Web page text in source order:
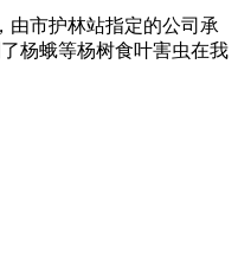
由市护林站指定的公司承
杨蛾等杨树食叶害虫在我